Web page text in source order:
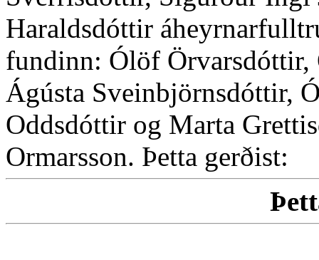
Haraldsdóttir
fundinn: Ólöf Örvarsdóttir,
Ágústa Sveinbjörnsdóttir,
Oddsdóttir og Marta
Ormarsson. Þetta gerðist: